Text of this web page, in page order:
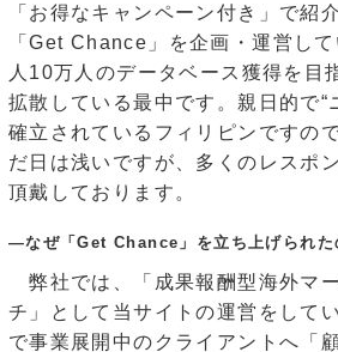
「お得なキャンペーン付き」で紹
「Get Chance」を企画・運営し
人10万人のデータベース獲得を目
拡散している最中です。親日的で“
確立されているフィリピンですの
だ日は浅いですが、多くのレスポ
頂戴しております。
―なぜ「Get Chance」を立ち上げられた
弊社では、「成果報酬型海外マ
チ」として当サイトの運営をして
で事業展開中のクライアントへ「